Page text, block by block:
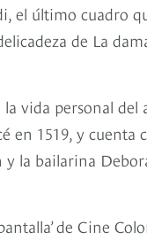
el último cuadro
de La
vida personal
en 1519, y
la bailarina
de Cine